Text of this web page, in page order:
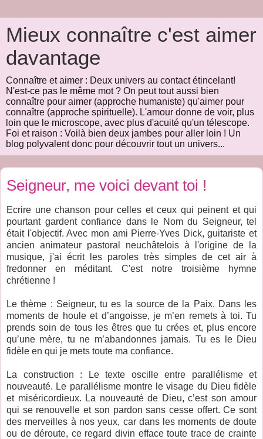
Mieux connaître c'est aimer
davantage
Connaître et aimer : Deux univers au contact étincelant!
N'est-ce pas le même mot ? On peut tout aussi bien
connaître pour aimer (approche humaniste) qu'aimer pour
connaître (approche spirituelle). L'amour donne de voir, plus
loin que le microscope, avec plus d'acuité qu'un télescope.
Foi et raison : Voilà bien deux jambes pour aller loin ! Un
blog polyvalent donc pour découvrir tout un univers...
Seigneur, me voici devant toi !
Ecrire une chanson pour celles et ceux qui peinent et qui
pourtant gardent confiance dans le Nom du Seigneur, tel
était l'objectif. Avec mon ami Pierre-Yves Dick, guitariste et
ancien animateur pastoral neuchâtelois à l'origine de la
musique, j'ai écrit les paroles très simples de cet air à
fredonner en méditant. C'est notre troisième hymne
chrétienne !
Le thème : Seigneur, tu es la source de la Paix. Dans les
moments de houle et d’angoisse, je m’en remets à toi. Tu
prends soin de tous les êtres que tu crées et, plus encore
qu’une mère, tu ne m’abandonnes jamais. Tu es le Dieu
fidèle en qui je mets toute ma confiance.
La construction : Le texte oscille entre parallélisme et
nouveauté. Le parallélisme montre le visage du Dieu fidèle
et miséricordieux. La nouveauté de Dieu, c’est son amour
qui se renouvelle et son pardon sans cesse offert. Ce sont
des merveilles à nos yeux, car dans les moments de doute
ou de déroute, ce regard divin efface toute trace de crainte